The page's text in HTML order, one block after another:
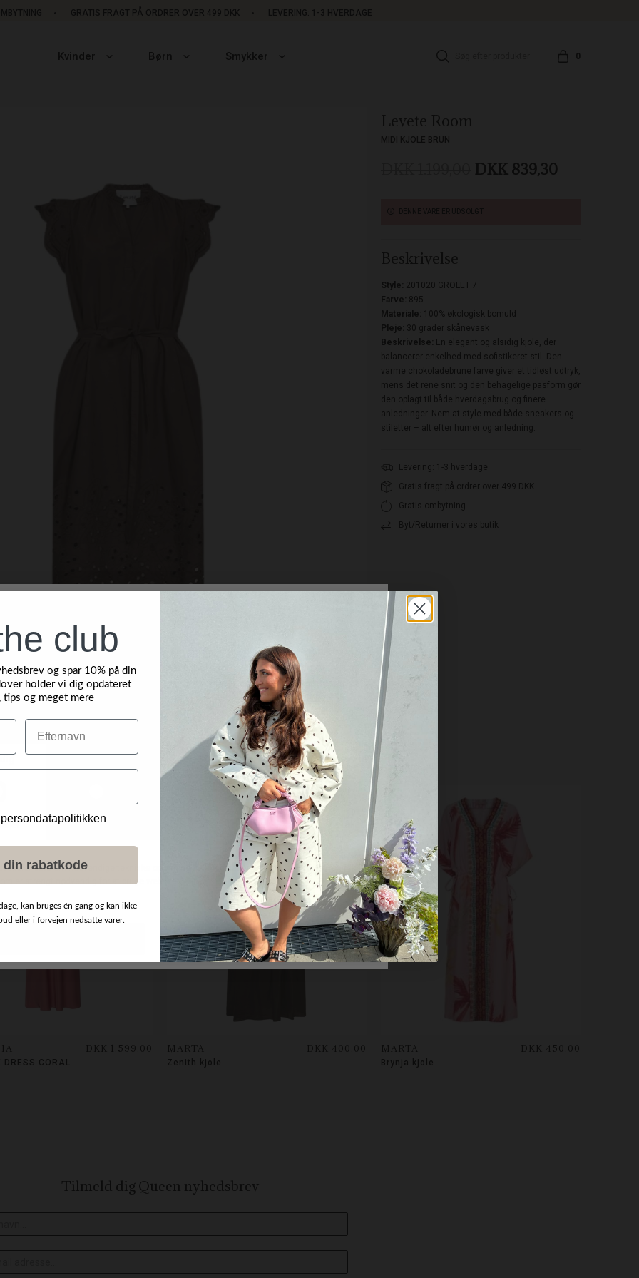
GRATIS FRAGT PÅ ORDRER OVER 499 DKK LEVERING: 1-3 HVERDAGE
Kvinder Børn Smykker 0
Levete Room
MIDI KJOLE BRUN
DKK 839,30
Beskrivelse
Style: 201020 GROLET 7
Farve:
895
Materiale:
100% økologisk bomuld
Pleje:
30 grader skånevask
Beskrivelse:
En elegant og alsidig kjole, der
balancerer enkelhed med sofistikeret stil. Den
varme chokoladebrune farve giver et tidløst udtryk,
mens det rene snit og den behagelige pasform gør
den oplagt til både hverdagsbrug og finere
anledninger. Nem at style med både sneakers og
stiletter – alt efter humør og anledning.
Levering: 1-3 hverdage
Gratis fragt på ordrer over 499 DKK
Gratis ombytning
Byt/Returner i vores butik
DRESS CORAL
DKK 1.599,00 MARTA
Zenith kjole
DKK 400,00 MARTA
Brynja kjole
DKK 450,00
Tilmeld dig Queen nyhedsbrev
club
og spar 10% på din
holder vi dig opdateret
tips og meget mere
Efternavn
din rabatkode
kan bruges én gang og kan ikke
eller i forvejen nedsatte varer.